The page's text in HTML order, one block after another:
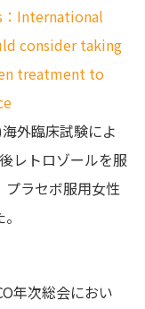
International
consider taking
treatment to
外臨床試験によ
レトロゾールを服
プラセボ服用女性
年次総会におい